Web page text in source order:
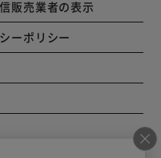
販売業者の表示
ーポリシー